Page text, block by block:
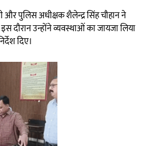
और पुलिस अधीक्षक शैलेन्द्र सिंह चौहान ने
इस दौरान उन्होंने व्यवस्थाओं का जायजा लिया
दिए।